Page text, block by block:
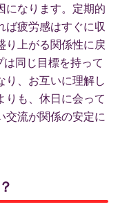
になります。定期的
ば疲労感はすぐに収
り上がる関係性に戻
同じ目標を持って
り、お互いに理解し
りも、休日に会って
交流が関係の安定に